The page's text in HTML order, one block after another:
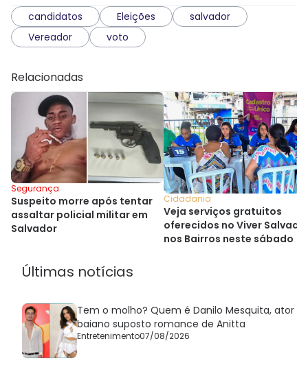
candidatos Eleições
salvador
Vereador
voto
Relacionadas
Segurança
Suspeito morre após tentar
assaltar policial militar em
Salvador
Cidadania
Veja serviços gratuitos
oferecidos no Viver
nos Bairros neste sábado
Últimas notícias
Tem o molho? Quem é Danilo Mesquita, ator
baiano suposto romance de Anitta
Entretenimento07/08/2026